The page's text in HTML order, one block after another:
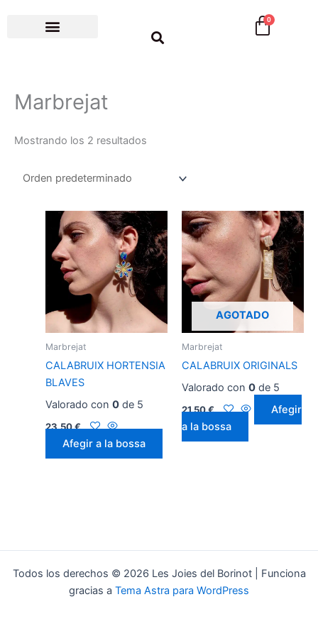
0
Cart
Marbrejat
Mostrando los 2 resultados
Marbrejat
CALABRUIX HORTENSIA
BLAVES
Valorado con 0de 5
23,50€
Afegir a la bossa
AGOTADO
Marbrejat
CALABRUIX ORIGINALS
Valorado con 0de 5
21,50€
Afegir
a la bossa
Todos los derechos © 2026 Les Joies del Borinot | Funciona
gracias a Tema Astra para WordPress